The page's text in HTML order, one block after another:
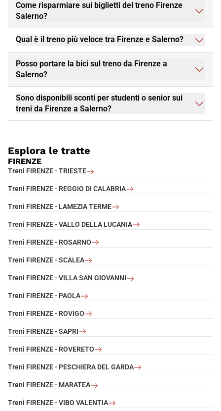
Come risparmiare sui biglietti del treno Firenze
Salerno?
Qual è il treno più veloce tra Firenze e Salerno?
Posso portare la bici sul treno da Firenze a
Salerno?
Sono disponibili sconti per studenti o senior sui
treni da Firenze a Salerno?
Esplora le tratte
FIRENZE
Treni FIRENZE - TRIESTE
Treni FIRENZE - REGGIO DI CALABRIA
Treni FIRENZE - LAMEZIA TERME
Treni FIRENZE - VALLO DELLA LUCANIA
Treni FIRENZE - ROSARNO
Treni FIRENZE - SCALEA
Treni FIRENZE - VILLA SAN GIOVANNI
Treni FIRENZE - PAOLA
Treni FIRENZE - ROVIGO
Treni FIRENZE - SAPRI
Treni FIRENZE - ROVERETO
Treni FIRENZE - PESCHIERA DEL GARDA
Treni FIRENZE - MARATEA
Treni FIRENZE - VIBO VALENTIA